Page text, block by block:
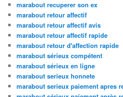
marabout recuperer son ex
marabout retour affectif
marabout retour affectif avis
marabout retour affectif rapide
marabout retour d'affection rapide
marabout sérieux compétent
marabout sérieux en ligne
marabout serieux honnete
marabout serieux paiement apres